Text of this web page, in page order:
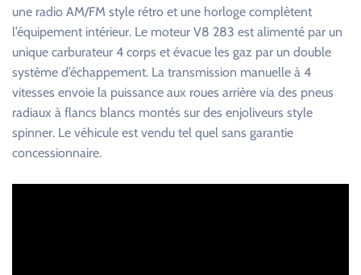
une radio AM/FM style rétro et une horloge complètent
l’équipement intérieur. Le moteur V8 283 est alimenté par un
unique carburateur 4 corps et évacue les gaz par un double
système d’échappement. La transmission manuelle à 4
vitesses envoie la puissance aux roues arrière via des pneus
radiaux à flancs blancs montés sur des enjoliveurs style
spinner. Le véhicule est vendu tel quel sans garantie
concessionnaire.